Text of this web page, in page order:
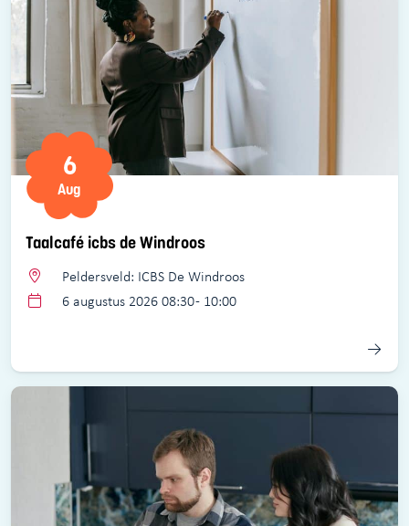
Taalcafé icbs de Windroos
6
Aug
Peldersveld: ICBS De Windroos
6 augustus 2026 08:30 - 10:00